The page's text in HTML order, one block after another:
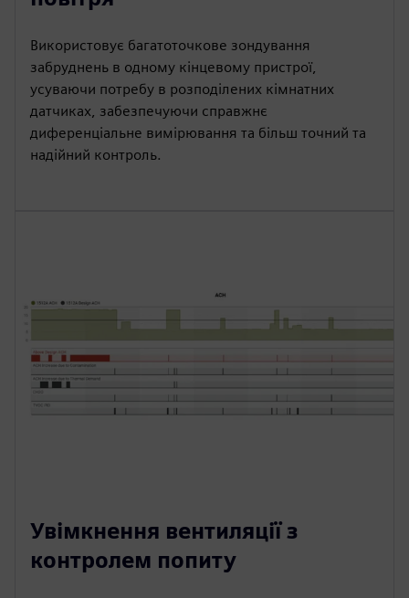
Використовує багатоточкове зондування
забруднень в одному кінцевому пристрої,
усуваючи потребу в розподілених кімнатних
датчиках, забезпечуючи справжнє
диференціальне вимірювання та більш точний та
надійний контроль.
Увімкнення вентиляції з
контролем попиту